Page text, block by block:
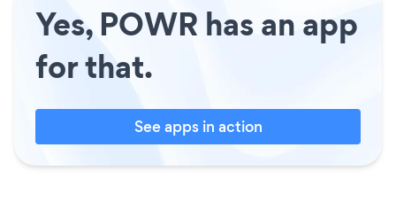
Yes, POWR has an app
for that.
See apps in action